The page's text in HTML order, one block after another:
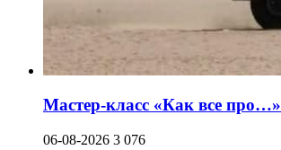
Мастер-класс «Как все про…»
06-08-2026 3 076